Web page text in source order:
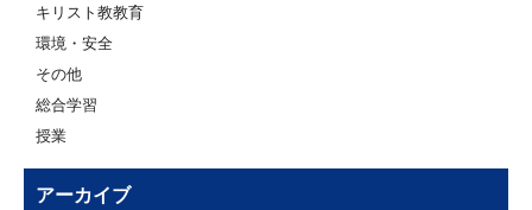
キリスト教教育
環境・安全
その他
総合学習
授業
アーカイブ